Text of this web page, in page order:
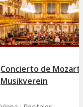
Concierto de Mozart
Musikverein